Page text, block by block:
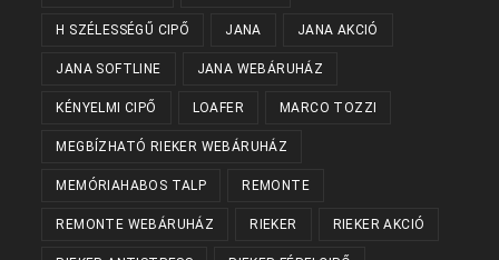
H SZÉLESSÉGŰ CIPŐ JANA JANA AKCIÓ
JANA SOFTLINE JANA WEBÁRUHÁZ
KÉNYELMI CIPŐ LOAFER MARCO TOZZI
MEGBÍZHATÓ RIEKER WEBÁRUHÁZ
MEMÓRIAHABOS TALP REMONTE
REMONTE WEBÁRUHÁZ RIEKER RIEKER AKCIÓ